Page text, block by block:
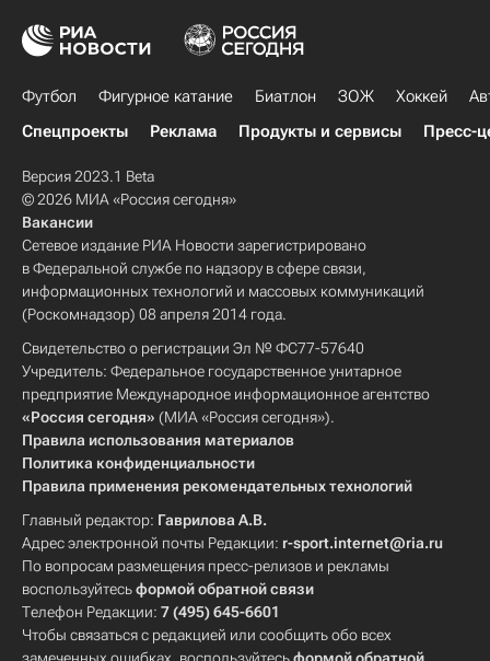
Футбол Фигурное катание Биатлон ЗОЖ Хоккей
Спецпроекты
Реклама Продукты и сервисы Пресс-
Версия 2023.1 Beta
© 2026 МИА «Россия сегодня»
Вакансии
Сетевое издание РИА Новости зарегистрировано
в Федеральной службе по надзору в сфере связи,
информационных технологий и массовых коммуникаций
(Роскомнадзор) 08 апреля 2014 года.
Свидетельство о регистрации Эл № ФС77-57640
Учредитель: Федеральное государственное унитарное
предприятие Международное информационное агентство
«Россия сегодня» (МИА «Россия сегодня»).
Правила использования материалов
Политика конфиденциальности
Правила применения рекомендательных технологий
Главный редактор: Гаврилова А.В.
Адрес электронной почты Редакции: r-sport.internet@ria.ru
По вопросам размещения пресс-релизов и рекламы
воспользуйтесьформой обратной связи
Телефон Редакции: 7 (495) 645-6601
Чтобы связаться с редакцией или сообщить обо всех